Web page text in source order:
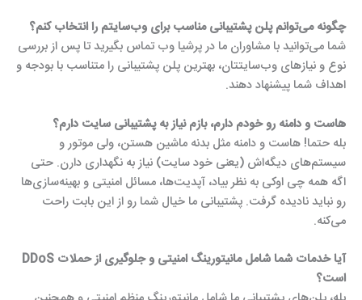
چگونه می‌توانم پلن پشتیبانی مناسب برای وب‌سایتم را انتخاب کنم؟
شما می‌توانید با مشاوران ما در پرشیا وب تماس بگیرید تا پس از بررسی
نوع و نیازهای وب‌سایتتان، بهترین پلن پشتیبانی را متناسب با بودجه و
اهداف شما پیشنهاد دهند.
هاست و دامنه رو خودم دارم، بازم نیاز به پشتیبانی سایت دارم؟
بله حتما! هاست و دامنه مثل بدنه ماشین هستن، ولی موتور و
سیستم‌های دیگه‌اش (یعنی خود سایت) نیاز به نگهداری دارن. حتی
اگه همه چی اوکی به نظر بیاد، آپدیت‌ها، مسائل امنیتی و بهینه‌سازی‌ها
رو نباید نادیده گرفت. پشتیبانی ما خیال شما رو از این بابت راحت
می‌کنه.
آیا خدمات شما شامل مانیتورینگ امنیتی و جلوگیری از حملات DDoS
است؟